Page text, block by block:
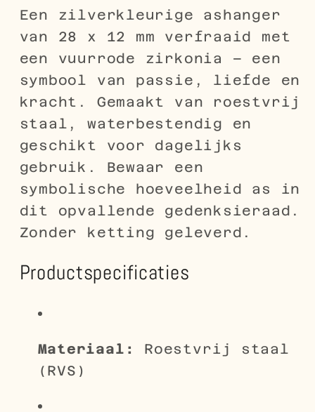
Een zilverkleurige ashanger
van 28 x 12 mm verfraaid met
een vuurrode zirkonia – een
symbool van passie, liefde en
kracht. Gemaakt van roestvrij
staal, waterbestendig en
geschikt voor dagelijks
gebruik. Bewaar een
symbolische hoeveelheid as in
dit opvallende gedenksieraad.
Zonder ketting geleverd.
Productspecificaties
Materiaal:
Roestvrij staal
(RVS)